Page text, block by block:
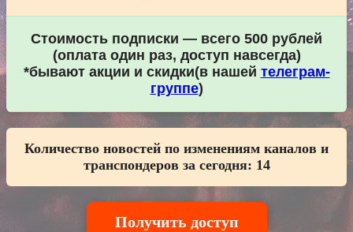
Стоимость подписки — всего 500 рублей
(оплата один раз, доступ навсегда)
*бывают акции и скидки(в нашей телеграм-
группе)
Количество новостей по изменениям каналов и
транспондеров за сегодня: 14
Получить доступ